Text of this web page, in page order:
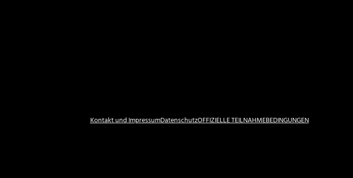
Kontakt und ImpressumDatenschutzOFFIZIELLE TEILNAHMEBEDINGUNGEN